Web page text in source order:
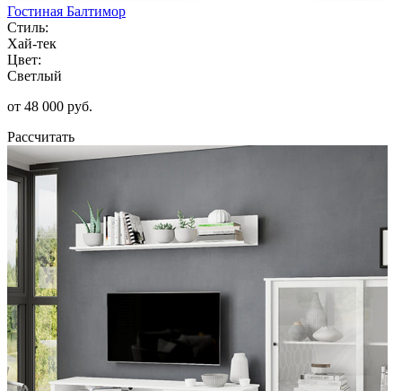
Гостиная Балтимор
Стиль:
Хай-тек
Цвет:
Светлый
от 48 000 руб.
Рассчитать